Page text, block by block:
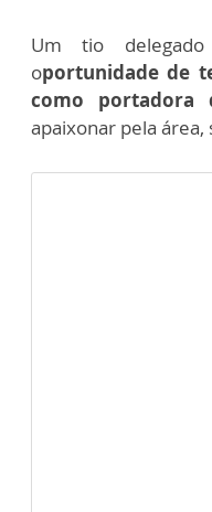
Um tio
oportunidade de
como portadora
apaixonar pela